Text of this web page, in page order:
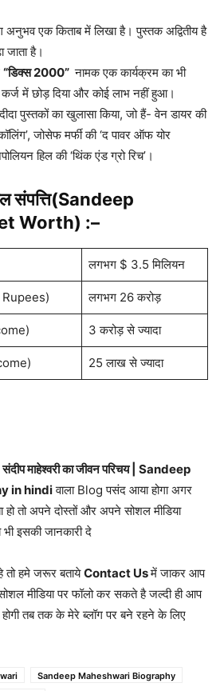
अनुभव एक किताब में लिखा है। पुस्तक अद्वितीय है
जाता है।
“डिक्स 2000” नामक एक कार्यक्रम का भी
में छोड़ दिया और कोई लाभ नहीं हुआ।
पुस्तकों का खुलासा किया, जो हैं- वेन डायर की
जोसेफ मर्फी की ‘द पावर ऑफ योर
हिल की ‘थिंक एंड ग्रो रिच’।
संपत्ति(Sandeep
Worth) :–
लगभग $ 3.5 मिलियन
Rupees) लगभग 26 करोड़
3 करोड़ से ज्यादा
25 लाख से ज्यादा
संदीप माहेश्वरी का जीवन परिचय | Sandeep
in hindiवाला Blog पसंद आया होगा अगर
तो अपने दोस्तों और अपने सोशल मीडिया
इसकी जानकारी दे
तो हमे जरूर बतायेContact Usमें जाकर आप
मीडिया पर फॉलो कर सकते है जल्दी ही आप
तब तक के मेरे ब्लॉग पर बने रहने के लिए
Sandeep Maheshwari Biography